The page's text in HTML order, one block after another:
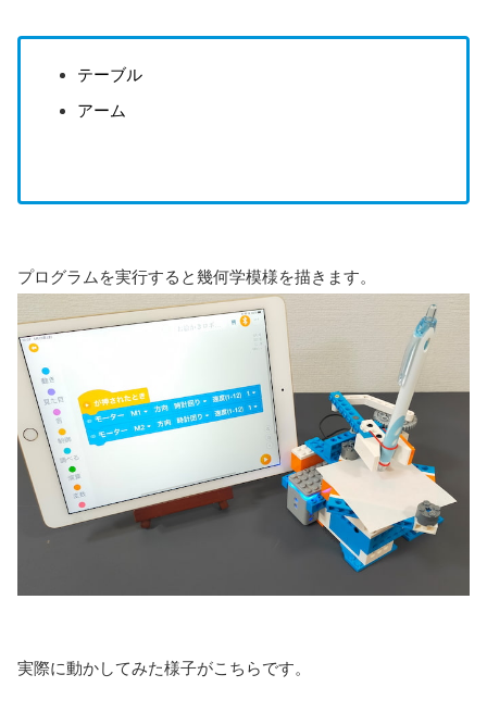
テーブル
アーム
プログラムを実行すると幾何学模様を描きます。
実際に動かしてみた様子がこちらです。